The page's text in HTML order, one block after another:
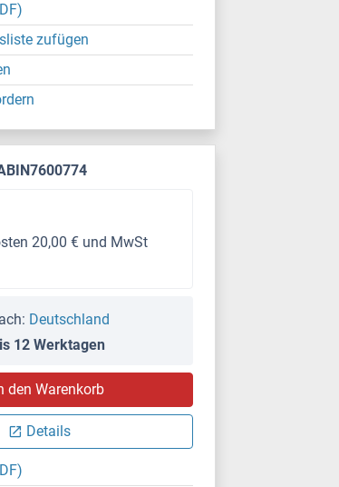
zufügen
IHC
20,00 € und MwSt
Deutschland
12 Werktagen
den Warenkorb
Details